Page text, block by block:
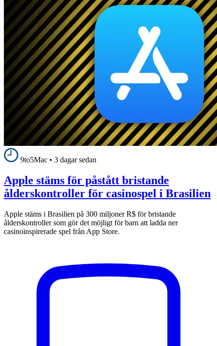
9to5Mac • 3 dagar sedan
Apple stäms för påstått bristande
ålderskontroller för casinospel i Brasilien
Apple stäms i Brasilien på 300 miljoner R$ för bristande
ålderskontroller som gör det möjligt för barn att ladda ner
casinoinspirerade spel från App Store.